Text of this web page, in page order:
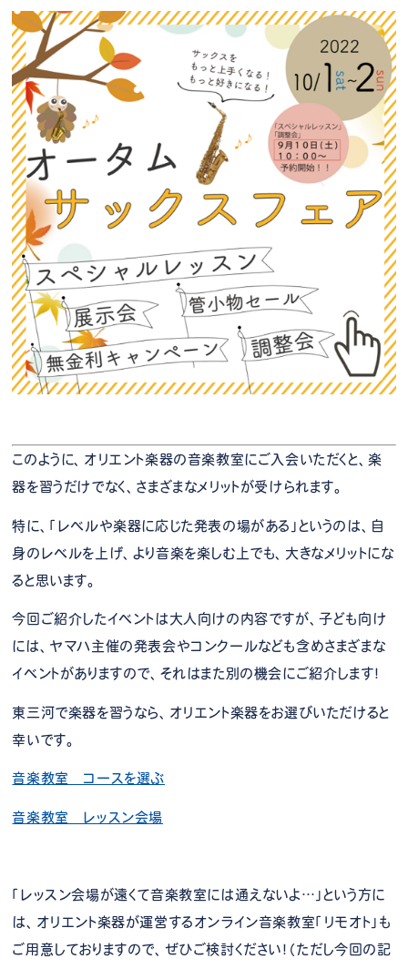
このように、オリエント楽器の音楽教室にご入会いただくと、楽
器を習うだけでなく、さまざまなメリットが受けられます。
特に、「レベルや楽器に応じた発表の場がある」というのは、自
身のレベルを上げ、より音楽を楽しむ上でも、大きなメリットにな
ると思います。
今回ご紹介したイベントは大人向けの内容ですが、子ども向け
には、ヤマハ主催の発表会やコンクールなども含めさまざまな
イベントがありますので、それはまた別の機会にご紹介します！
東三河で楽器を習うなら、オリエント楽器をお選びいただけると
幸いです。
音楽教室 コースを選ぶ
音楽教室 レッスン会場
「レッスン会場が遠くて音楽教室には通えないよ…」という方に
は、オリエント楽器が運営するオンライン音楽教室「リモオト」も
ご用意しておりますので、ぜひご検討ください！（ただし今回の記